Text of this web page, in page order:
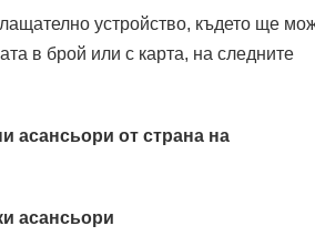
устройство, където ще
в брой или с карта, на следните
асансьори от страна на
асансьори